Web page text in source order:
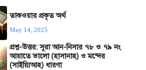
তাকওয়ার প্রকৃত অর্থ
May 14, 2025
প্রশ্ন-উত্তর: সূরা আন-নিসার ৭৮ ও ৭৯ নং
আয়াতে ভালো (হাসানাহ) ও মন্দের
(সাইয়্যিআহ) ধারণা